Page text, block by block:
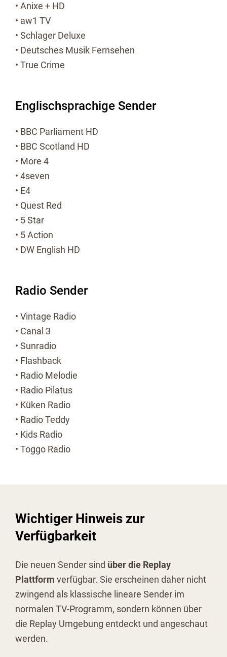
• Anixe + HD
• aw1 TV
• Schlager Deluxe
• Deutsches Musik Fernsehen
• True Crime
Englischsprachige Sender
• BBC Parliament HD
• BBC Scotland HD
• More 4
• 4seven
• E4
• Quest Red
• 5 Star
• 5 Action
• DW English HD
Radio Sender
• Vintage Radio
• Canal 3
• Sunradio
• Flashback
• Radio Melodie
• Radio Pilatus
• Küken Radio
• Radio Teddy
• Kids Radio
• Toggo Radio
Wichtiger Hinweis zur
Verfügbarkeit
Die neuen Sender sind über die Replay
Plattform verfügbar. Sie erscheinen daher nicht
zwingend als klassische lineare Sender im
normalen TV-Programm, sondern können über
die Replay Umgebung entdeckt und angeschaut
werden.